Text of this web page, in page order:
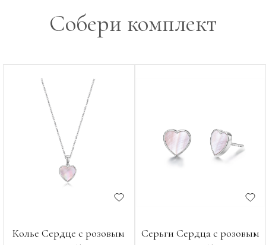
Собери комплект
Колье Сердце с розовым
Серьги Сердца с розовым